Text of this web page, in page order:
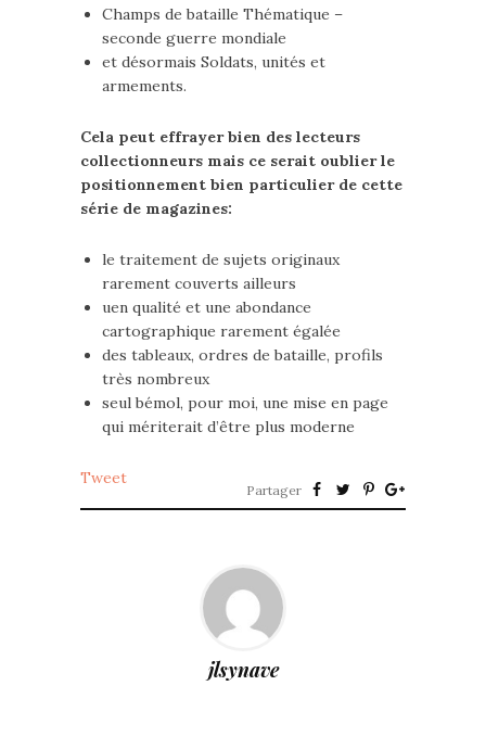
Champs de bataille Thématique –
seconde guerre mondiale
et désormais Soldats, unités et
armements.
Cela peut effrayer bien des lecteurs
collectionneurs mais ce serait oublier le
positionnement bien particulier de cette
série de magazines:
le traitement de sujets originaux
rarement couverts ailleurs
uen qualité et une abondance
cartographique rarement égalée
des tableaux, ordres de bataille, profils
très nombreux
seul bémol, pour moi, une mise en page
qui mériterait d’être plus moderne
Tweet
Partager
jlsynave